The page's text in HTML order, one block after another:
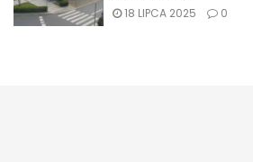
18 LIPCA 2025 0